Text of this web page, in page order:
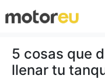
5 cosas que
llenar tu